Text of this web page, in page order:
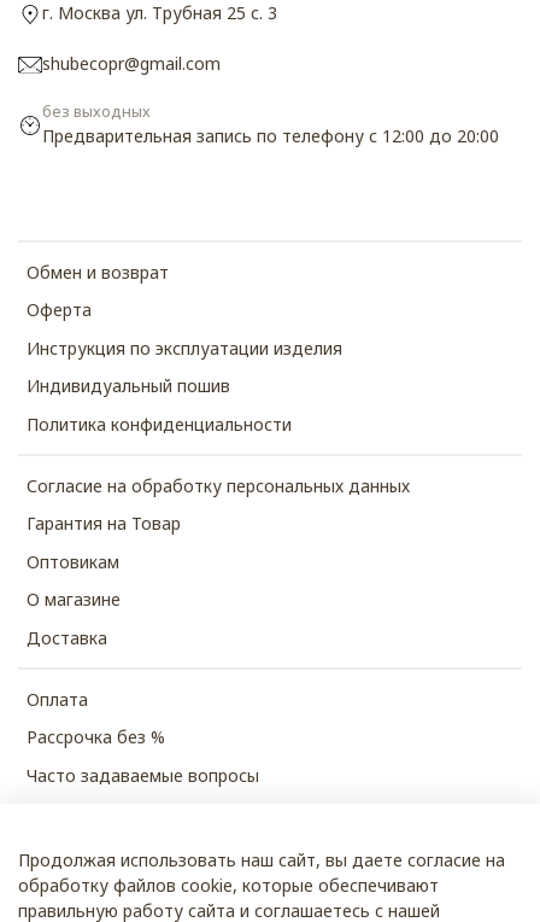
Обмен и возврат
Оферта
Инструкция по эксплуатации изделия
Индивидуальный пошив
Политика конфиденциальности
Согласие на обработку персональных данных
Гарантия на Товар
Оптовикам
О магазине
Доставка
Оплата
Рассрочка без %
Часто задаваемые вопросы
г. Москва ул. Трубная 25 с. 3
shubecopr@gmail.com
без выходных
Предварительная запись по телефону с 12:00 до 20:00
© 2026 SHUBECO
Продолжая использовать наш сайт, вы даете согласие на
обработку файлов cookie, которые обеспечивают
правильную работу сайта и соглашаетесь с нашей